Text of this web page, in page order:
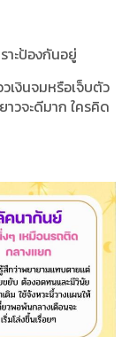
าะป้องกันอยู่
เงินจมหรือเจ็บตัว
าวจะดีมาก ใครคิด